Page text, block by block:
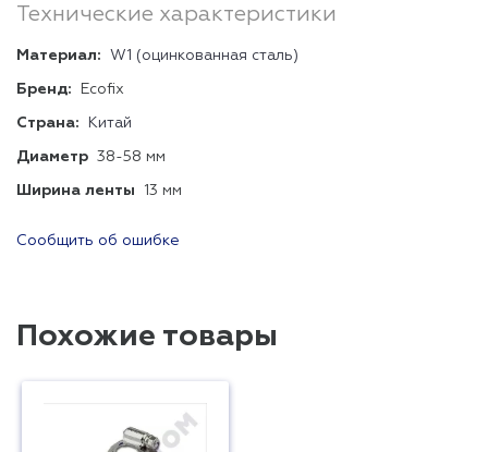
Технические характеристики
Материал: W1 (оцинкованная сталь)
Бренд: Ecofix
Страна: Китай
Диаметр 38-58 мм
Ширина ленты 13 мм
Сообщить об ошибке
Похожие товары